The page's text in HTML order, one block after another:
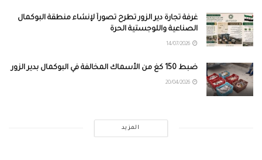
غرفة تجارة دير الزور تطرح تصوراً لإنشاء منطقة البوكمال
الصناعية واللوجستية الحرة
ضبط 150 كغ من الأسماك المخالفة في البوكمال بدير الزور
المزيد